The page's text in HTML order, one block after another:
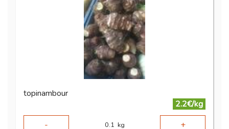
topinambour
2.2€/kg
-
0.1 kg +